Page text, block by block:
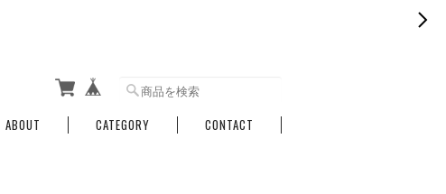
ABOUT CATEGORY CONTACT